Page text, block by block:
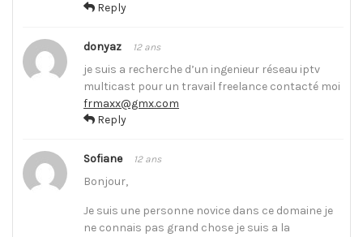
Reply
donyaz 12 ans
je suis a recherche d’un ingenieur réseau iptv
multicast pour un travail freelance contacté moi
frmaxx@gmx.com
Reply
Sofiane 12 ans
Bonjour,
Je suis une personne novice dans ce domaine je
ne connais pas grand chose je suis a la